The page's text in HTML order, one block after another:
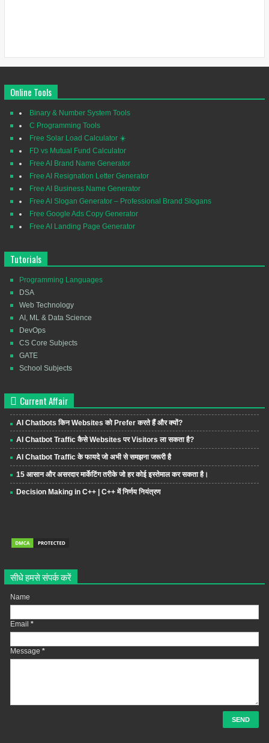
Online Tools
Binary & Number System Tools
C Programming Tools
Free Solar Load Calculator ☀️
FD vs Mutual Fund Calculator
Free AI Brand Name Generator
Free AI Resignation Letter Generator
Free AI Business Name Generator
Free AI Slogan Generator – Professional Brand Slogans
Free Google Ads Copy Generator
Free AI Landing Page Generator
Tutorials
Programming Languages
DSA
Web Technology
AI, ML & Data Science
DevOps
CS Core Subjects
GATE
School Subjects
Current Affair
AI Chatbots किन Websites को Prefer करते हैं और क्यों?
AI Chatbot Traffic कैसे Websites पर Visitors ला सकता है?
AI Chatbot Traffic के फायदे जो अभी से समझना जरूरी है
15 आसान और असरदार मार्केटिंग तरीके जो हर कोई इस्तेमाल कर सकता है।
Decision Making in C++ | C++ में निर्णय नियंत्रण
सीधे हमसे संपर्क करें
Name
Email *
Message *